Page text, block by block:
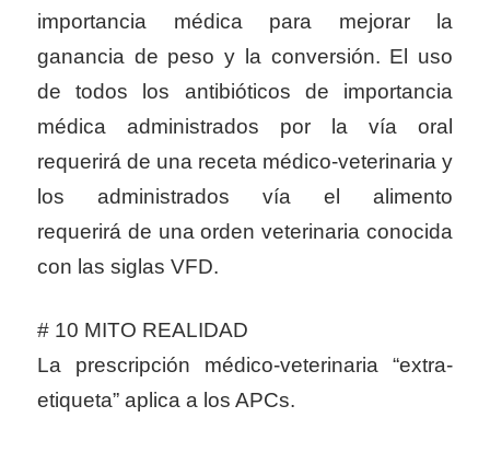
importancia médica para mejorar la
ganancia de peso y la conversión. El uso
de todos los antibióticos de importancia
médica administrados por la vía oral
requerirá de una receta médico-veterinaria y
los administrados vía el alimento
requerirá de una orden veterinaria conocida
con las siglas VFD.
# 10 MITO REALIDAD
La prescripción médico-veterinaria “extra-
etiqueta” aplica a los APCs.